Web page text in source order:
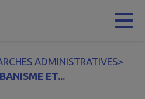
ADMINISTRATIVES>
ET...